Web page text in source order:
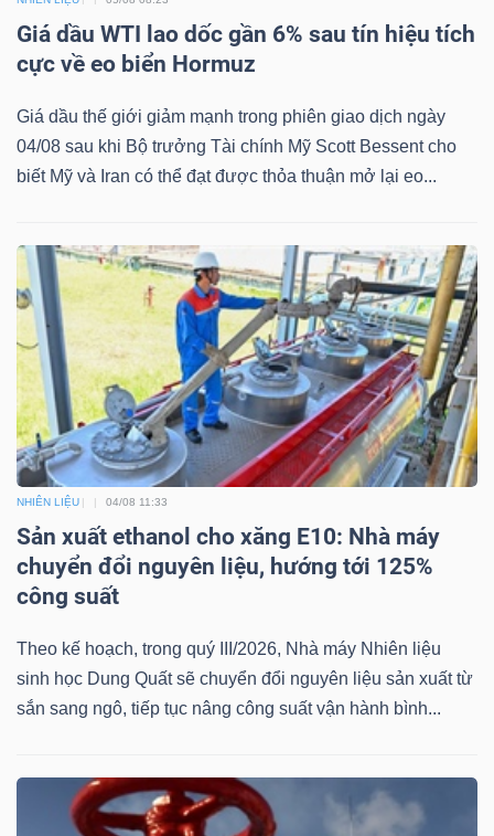
Giá dầu WTI lao dốc gần 6% sau tín hiệu tích
cực về eo biển Hormuz
Giá dầu thế giới giảm mạnh trong phiên giao dịch ngày
04/08 sau khi Bộ trưởng Tài chính Mỹ Scott Bessent cho
biết Mỹ và Iran có thể đạt được thỏa thuận mở lại eo...
NHIÊN LIỆU 04/08 11:33
Sản xuất ethanol cho xăng E10: Nhà máy
chuyển đổi nguyên liệu, hướng tới 125%
công suất
Theo kế hoạch, trong quý III/2026, Nhà máy Nhiên liệu
sinh học Dung Quất sẽ chuyển đổi nguyên liệu sản xuất từ
sắn sang ngô, tiếp tục nâng công suất vận hành bình...
VỤ
TRUYỀN
ÍCH
BẤT
ĐỘNG
SẢN
Mã
chứng
khoán
(-)
Tất cả Cổ phiếu Chỉ số Chứng chỉ quỹ
Lãnh
(-)
Tất cả Người nội bộ Người liên quan Cổ đông lớn